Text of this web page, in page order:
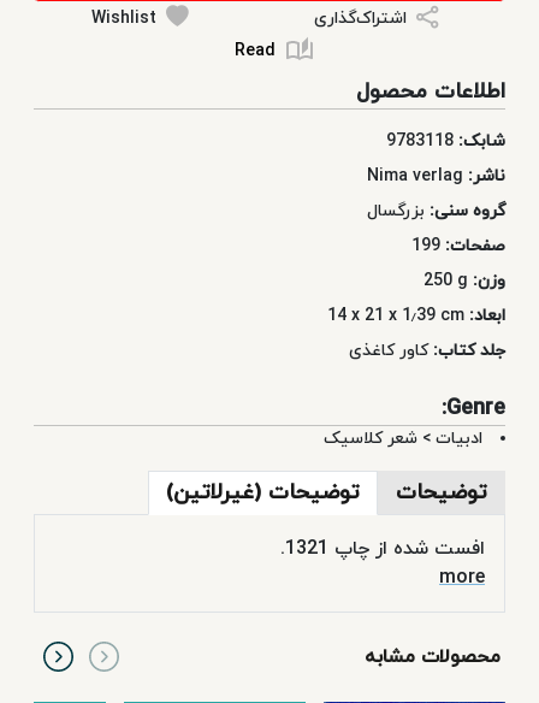
اشتراک‌گذاری
Wishlist
Read
اطلاعات محصول
شابک: 9783118
ناشر: Nima verlag
گروه سنی: بزرگسال
صفحات: 199
وزن: 250 g
ابعاد: 14 x 21 x 1٫39 cm
جلد کتاب:کاور کاغذی
Genre:
ادبیات > شعر کلاسیک
توضیحات توضیحات (غیرلاتین)
افست شده از چاپ 1321.
more
محصولات مشابه